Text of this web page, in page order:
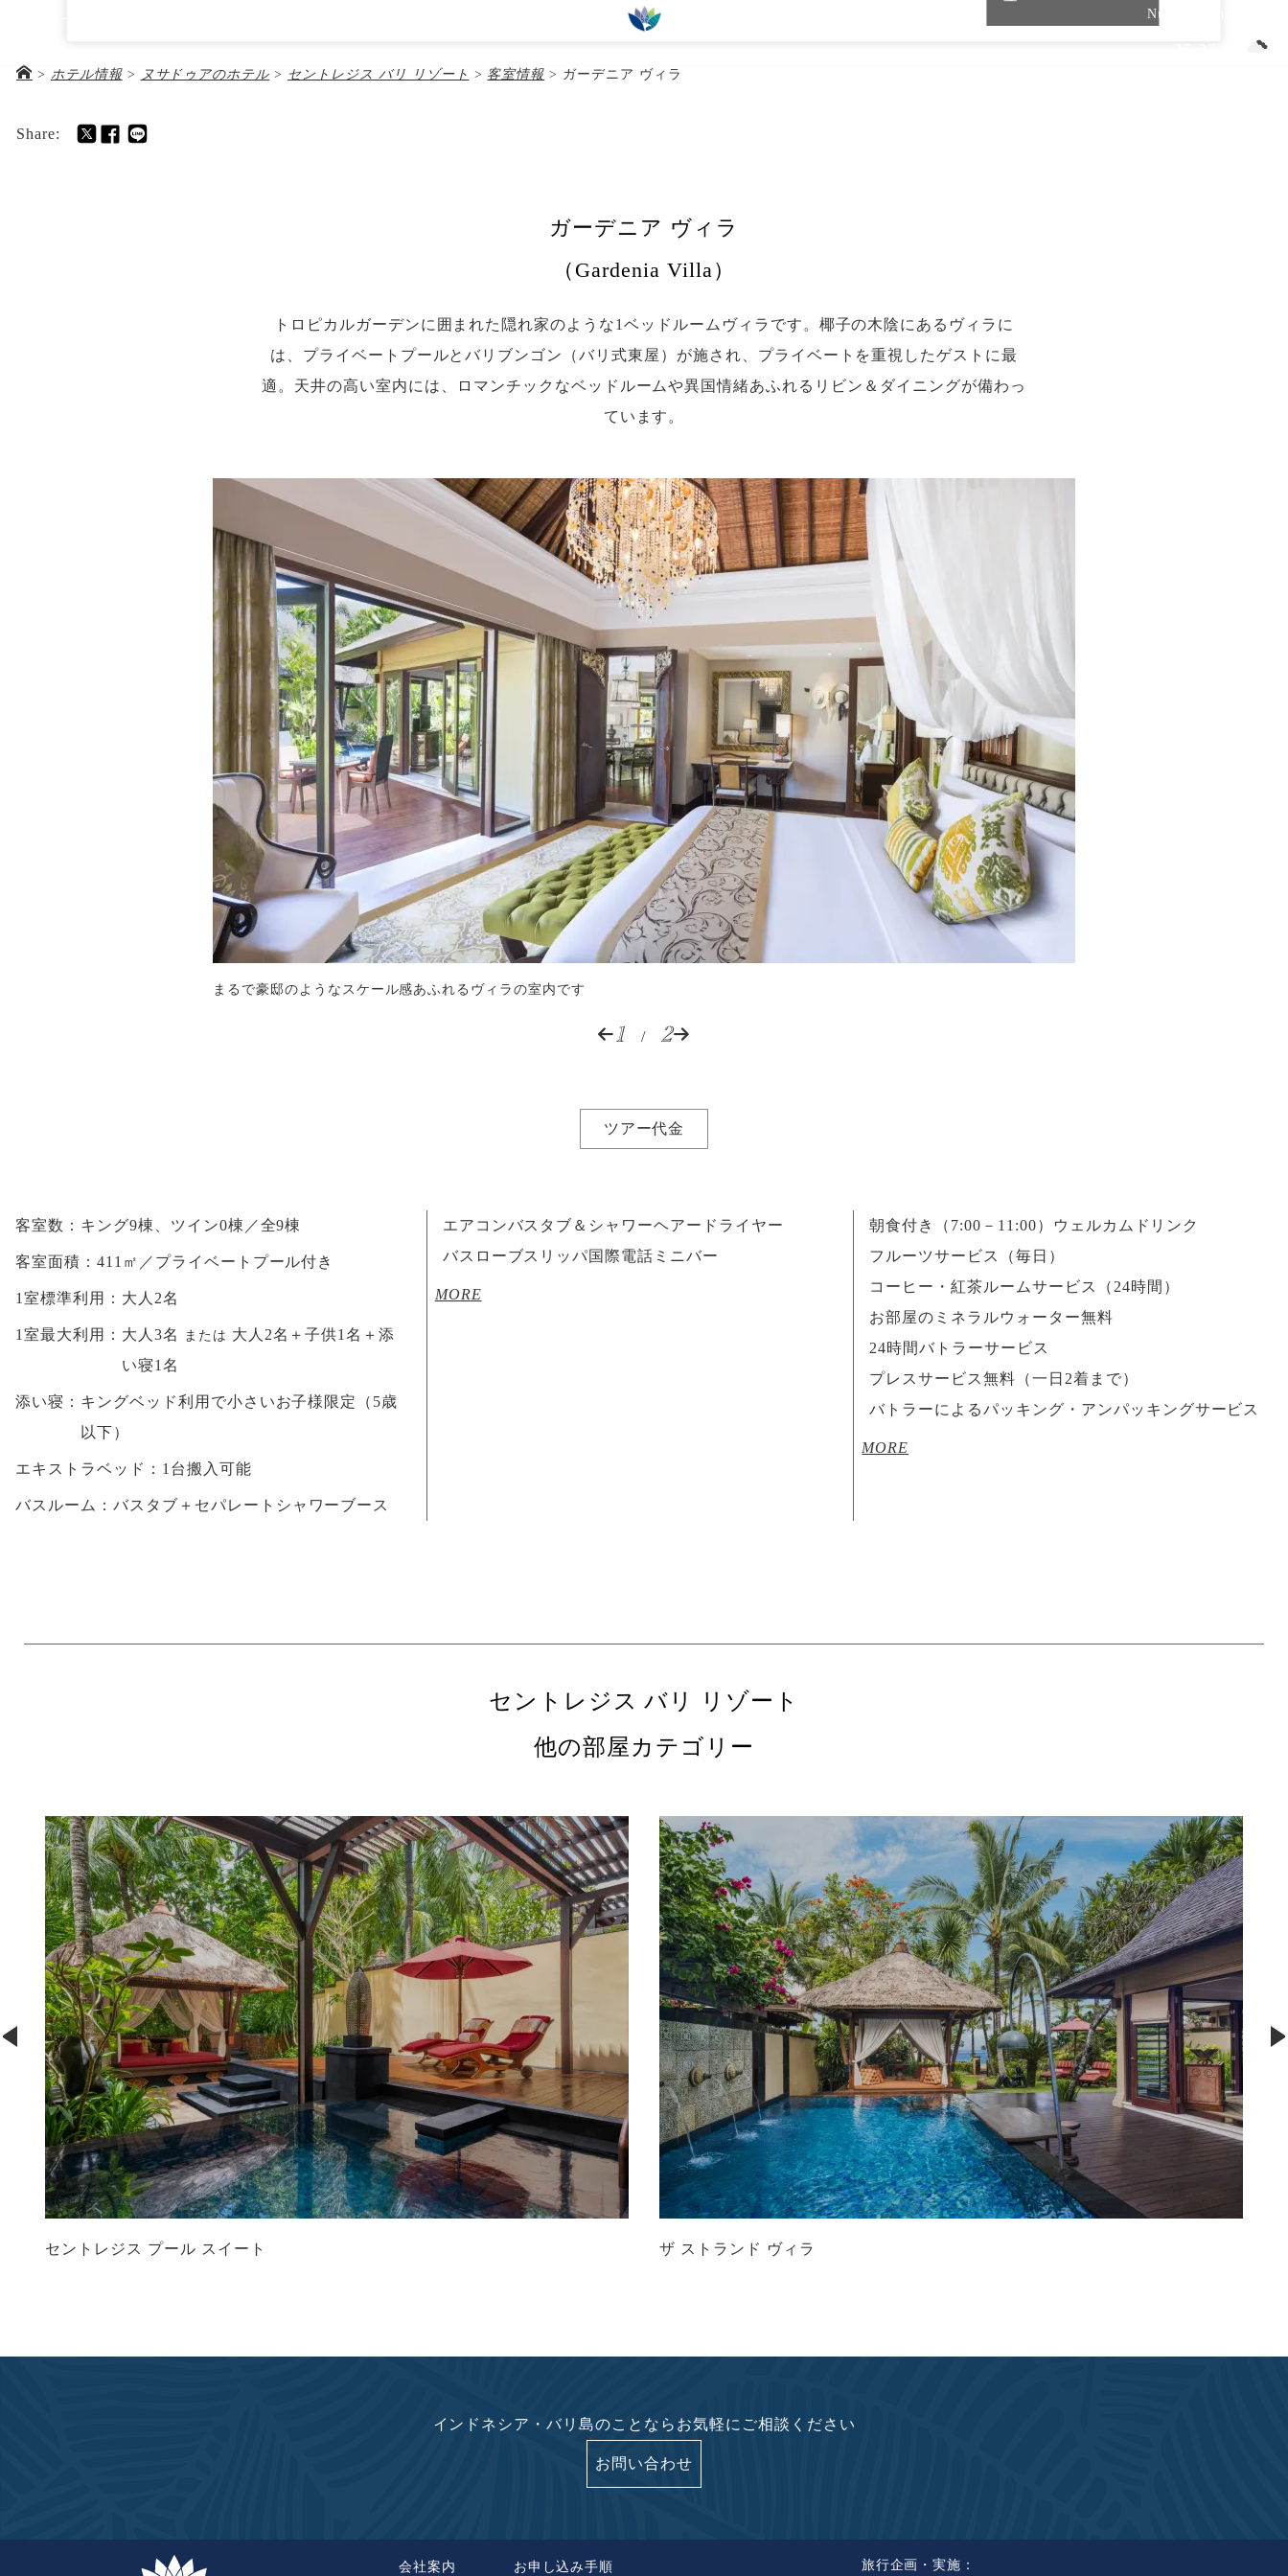
Nusa Dua Indonesia
> ホテル情報> ヌサドゥアのホテル > セントレジス バリ リゾート > 客室情報 > ガーデニア ヴィラ
Share:
ガーデニア ヴィラ
（Gardenia Villa）
トロピカルガーデンに囲まれた隠れ家のような1ベッドルームヴィラです。椰子の木陰にあるヴィラに
は、プライベートプールとバリブンゴン（バリ式東屋）が施され、プライベートを重視したゲストに最
適。天井の高い室内には、ロマンチックなベッドルームや異国情緒あふれるリビン＆ダイニングが備わっ
ています。
まるで豪邸のようなスケール感あふれるヴィラの室内です
1 /2
ツアー代金
客室数： キング9棟、ツイン0棟／全9棟
客室面積： 411㎡／プライベートプール付き
1室標準利用： 大人2名
1室最大利用： 大人3名 または 大人2名＋子供1名＋添
い寝1名
添い寝： キングベッド利用で小さいお子様限定（5歳
以下）
エキストラベッド： 1台搬入可能
バスルーム： バスタブ＋セパレートシャワーブース
エアコンバスタブ＆シャワーヘアードライヤー
バスローブスリッパ国際電話 ミニバー
MORE
朝食付き（7:00－11:00）
ウェルカムドリンク
フルーツサービス（毎日）
コーヒー・紅茶ルームサービス（24時間）
お部屋のミネラルウォーター無料
24時間バトラーサービス
プレスサービス無料（一日2着まで）
バトラーによるパッキング・アンパッキングサービス
MORE
セントレジス バリ リゾート
他の部屋カテゴリー
セントレジス プール スイート ザ ストランド ヴィラ
インドネシア・バリ島のことならお気軽にご相談ください
お問い合わせ
会社案内 お申し込み手順 旅行企画・実施：